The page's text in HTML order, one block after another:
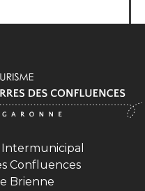
Confluences
Brienne